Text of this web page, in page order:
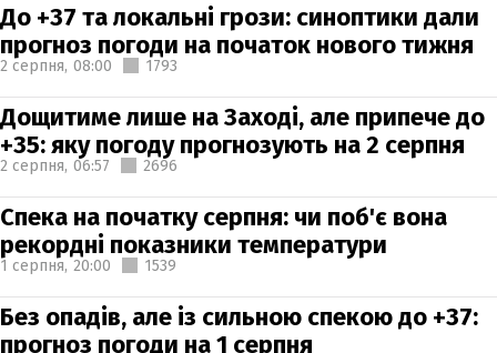
До +37 та локальні грози: синоптики дали
прогноз погоди на початок нового тижня
2 серпня, 08:00 1793
Дощитиме лише на Заході, але припече до
+35: яку погоду прогнозують на 2 серпня
2 серпня, 06:57 2696
Спека на початку серпня: чи поб'є вона
рекордні показники температури
1 серпня, 20:00 1539
Без опадів, але із сильною спекою до +37:
прогноз погоди на 1 серпня